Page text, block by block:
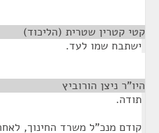
קטי קטרין שטרית (הליכוד)
ישתבח שמו לעד.
היו"ר ניצן הורוביץ
תודה.
קודם מנכ"ל משרד החינוך,